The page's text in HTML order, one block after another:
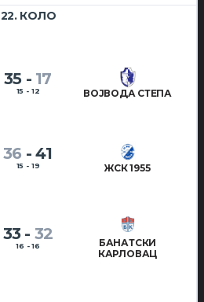
22. КОЛО
35 - 17
15 - 12 ВОЈВОДА СТЕПА
36 - 41
15 - 19 ЖСК 1955
33 - 32
16 - 16
БАНАТСКИ
КАРЛОВАЦ